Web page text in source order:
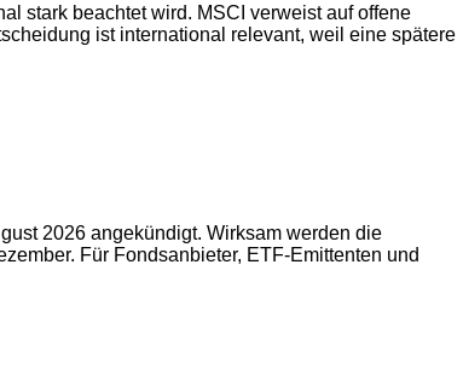
stark beachtet wird. MSCI verweist auf offene
ist international relevant, weil eine spätere
2026 angekündigt. Wirksam werden die
Für Fondsanbieter, ETF-Emittenten und